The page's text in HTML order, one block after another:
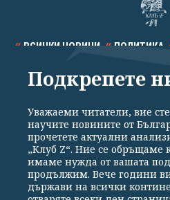
ВСИЧКИ НОВИНИ ПОЛИТИКА
СПОРТ КУЛТУРА
Общи условия
Подкрепете
Уважаеми читатели, вие
научите новините от
прочетете актуални
„Клуб Z“. Ние се обръщаме
имаме нужда от вашата
продължим. Вече години
държави на всички